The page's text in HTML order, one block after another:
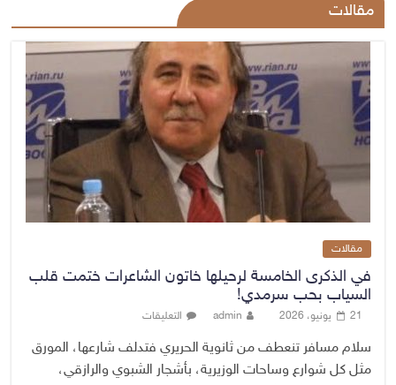
مقالات
مقالات
في الذكرى الخامسة لرحيلها خاتون الشاعرات ختمت قلب
السياب بحب سرمدي!
21 يونيو، 2026 admin التعليقات
سلام مسافر تنعطف من ثانوية الحريري فتدلف شارعها، المورق
مثل كل شوارع وساحات الوزيرية، بأشجار الشبوي والرازقي،